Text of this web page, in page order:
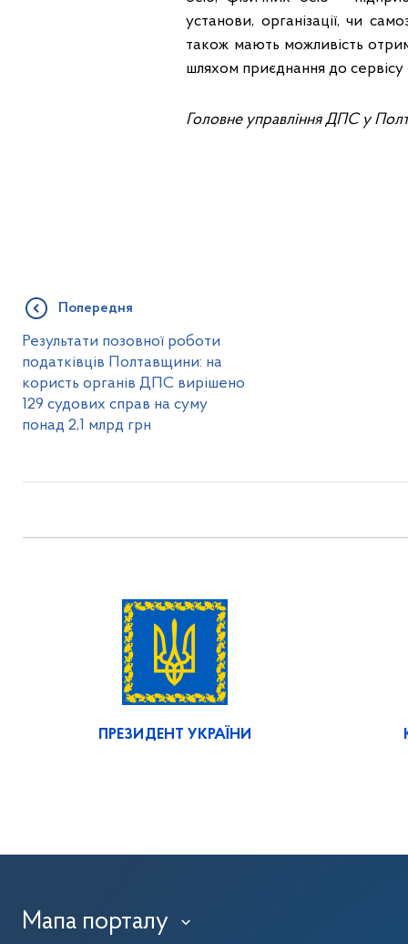
установи, організації, чи
також мають можливість
шляхом приєднання до
Головне управління ДПС у
Попередня
Результати позовної роботи
податківців Полтавщини: на
користь органів ДПС вирішено
129 судових справ на суму
понад 2,1 млрд грн
ПРЕЗИДЕНТ УКРАЇНИ
Мапа порталу ›